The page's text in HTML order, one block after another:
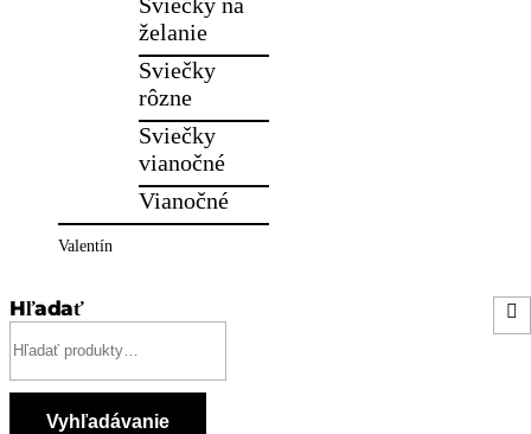
želanie
Sviečky
rôzne
Sviečky
vianočné
Vianočné
Valentín
Hľadať
Vyhľadávanie